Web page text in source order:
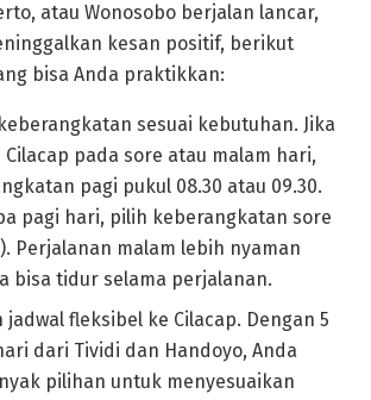
atau Wonosobo berjalan lancar,
kesan positif, berikut
bisa Anda praktikkan:
sesuai kebutuhan. Jika
pada sore atau malam hari,
pagi pukul 08.30 atau 09.30.
pagi hari, pilih keberangkatan sore
Perjalanan malam lebih nyaman
bisa tidur selama perjalanan.
fleksibel ke Cilacap. Dengan 5
dari Tividi dan Handoyo, Anda
pilihan untuk menyesuaikan